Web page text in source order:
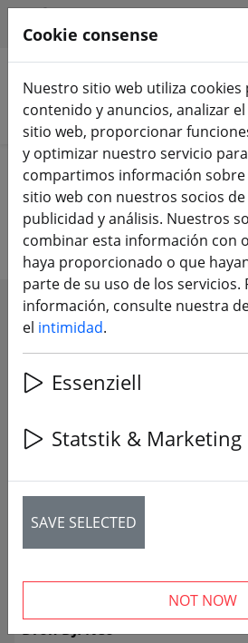
Buscar productos
Home DJI Drones DJI
Drones DJI
SHOW
Dron DJI Neo
Cookie consense
Nuestro sitio web utiliza
contenido y anuncios, analizar
sitio web, proporcionar
y optimizar nuestro servicio
compartimos información
sitio web con nuestros socios
publicidad y análisis. Nuestros
combinar esta información con
haya proporcionado o que
parte de su uso de los servicios.
información, consulte nuestra
el intimidad.
Essenziell
Statstik & Marketing
SAVE SELECTED
NOT NOW